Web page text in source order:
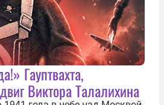
Гауптвахта,
Виктора Талалихина